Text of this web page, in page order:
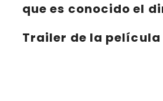
que es conocido el
Trailer de la película